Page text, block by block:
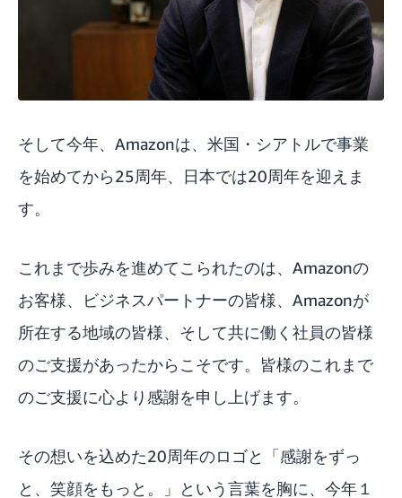
そして今年、Amazonは、米国・シアトルで事業
を始めてから25周年、日本では20周年を迎えま
す。
これまで歩みを進めてこられたのは、Amazonの
お客様、ビジネスパートナーの皆様、Amazonが
所在する地域の皆様、そして共に働く社員の皆様
のご支援があったからこそです。皆様のこれまで
のご支援に心より感謝を申し上げます。
その想いを込めた20周年のロゴと「感謝をずっ
と、笑顔をもっと。」という言葉を胸に、今年１